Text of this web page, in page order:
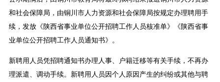
和社会保障局，由铜川市人力资源和社会保障局按规定办理聘用手
续，发放《陕西省事业单位公开招聘工作人员核准单》《陕西省事
业单位公开招聘工作人员通知书》。
新聘用人员凭招聘通知书办理人事、户籍迁移等有关手续，不再办
理派遣、调动手续。新聘用人员因个人原因产生的纠纷或其他与聘